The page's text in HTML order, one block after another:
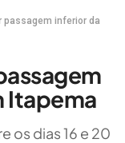
passagem inferior da
Itapema
os dias 16 e 20